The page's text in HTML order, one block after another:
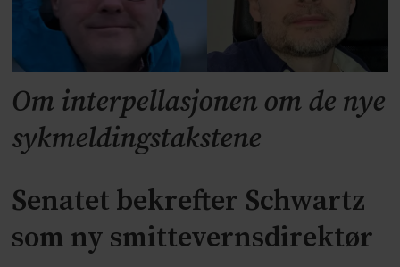
Om interpellasjonen om de nye
sykmeldingstakstene
Senatet bekrefter Schwartz
som ny smittevernsdirektør